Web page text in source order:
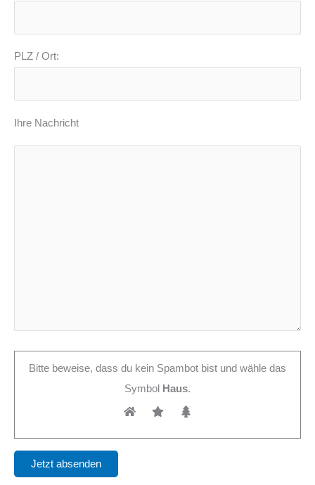
PLZ / Ort:
Ihre Nachricht
Bitte beweise, dass du kein Spambot bist und wähle das
Symbol Haus.